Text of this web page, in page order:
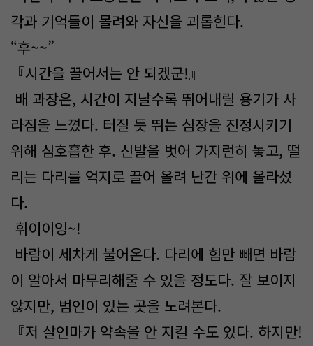
각과 기억들이 몰려와 자신을 괴롭힌다.
“후~~”
『시간을 끌어서는 안 되겠군!』
배 과장은, 시간이 지날수록 뛰어내릴 용기가 사
라짐을 느꼈다. 터질 듯 뛰는 심장을 진정시키기
위해 심호흡한 후. 신발을 벗어 가지런히 놓고, 떨
리는 다리를 억지로 끌어 올려 난간 위에 올라섰
다.
휘이이잉~!
바람이 세차게 불어온다. 다리에 힘만 빼면 바람
이 알아서 마무리해줄 수 있을 정도다. 잘 보이지
않지만, 범인이 있는 곳을 노려본다.
『저 살인마가 약속을 안 지킬 수도 있다. 하지만!